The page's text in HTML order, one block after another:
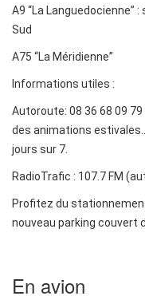
A9 “La Languedocienne”
Sud
A75 “La Méridienne”
Informations utiles :
Autoroute: 08 36 68 09
des animations
jours sur 7.
RadioTrafic : 107.7 FM
Profitez du
nouveau parking couvert
En avion